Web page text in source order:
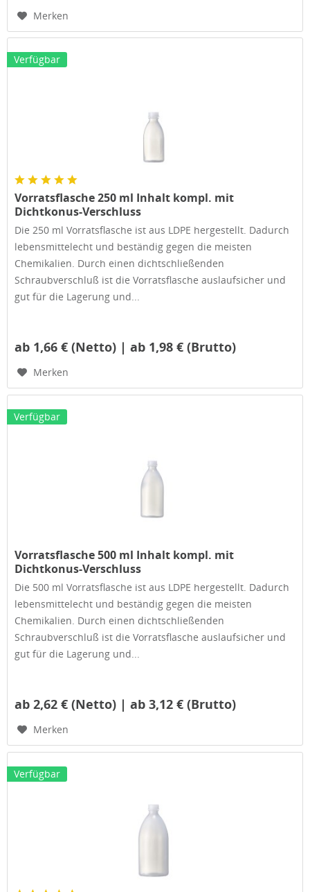
Merken
Verfügbar
Vorratsflasche 250 ml Inhalt kompl. mit
Dichtkonus-Verschluss
Die 250 ml Vorratsflasche ist aus LDPE hergestellt. Dadurch
lebensmittelecht und beständig gegen die meisten
Chemikalien. Durch einen dichtschließenden
Schraubverschluß ist die Vorratsflasche auslaufsicher und
gut für die Lagerung und...
ab 1,66 € (Netto) | ab 1,98 € (Brutto)
Merken
Verfügbar
Vorratsflasche 500 ml Inhalt kompl. mit
Dichtkonus-Verschluss
Die 500 ml Vorratsflasche ist aus LDPE hergestellt. Dadurch
lebensmittelecht und beständig gegen die meisten
Chemikalien. Durch einen dichtschließenden
Schraubverschluß ist die Vorratsflasche auslaufsicher und
gut für die Lagerung und...
ab 2,62 € (Netto) | ab 3,12 € (Brutto)
Merken
Verfügbar